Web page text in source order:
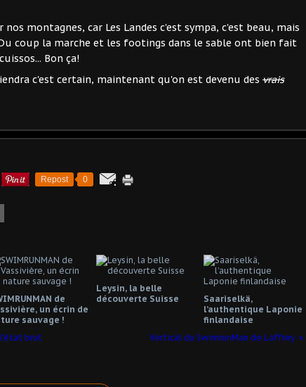
montagnes, car Les Landes c'est sympa, c'est beau, mais
coup la marche et les footings dans le sable ont bien fait
Bon ça!
c'est certain, maintenant qu'on est devenu des vrais
Repost 0
de
un écrin de
sauvage !
Leysin, la belle
découverte Suisse
Saariselkä,
l’authentique Laponie
finlandaise
l'état brut
Vertical du SwimrunMan de Laffrey